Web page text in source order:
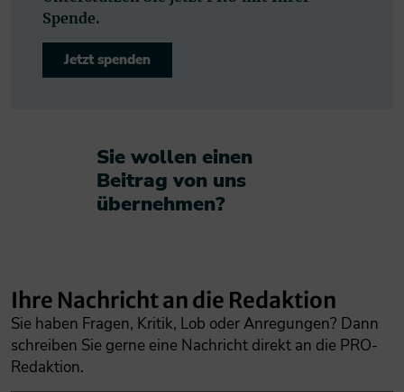
Spende.
Jetzt spenden
Sie wollen einen
Beitrag von uns
übernehmen?​
Ihre Nachricht an die Redaktion
Sie haben Fragen, Kritik, Lob oder Anregungen? Dann
schreiben Sie gerne eine Nachricht direkt an die PRO-
Redaktion.